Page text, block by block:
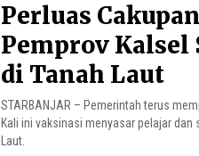
Perluas
Pemprov Kalsel
di Tanah Laut
STARBANJAR – Pemerintah terus
Kali ini vaksinasi menyasar pelajar dan
Laut.